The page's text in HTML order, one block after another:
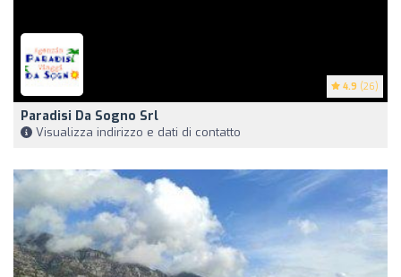
4.9 (26)
Paradisi Da Sogno Srl
Visualizza indirizzo e dati di contatto